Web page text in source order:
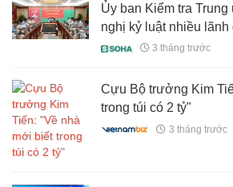
Ủy ban Kiểm tra
nghị kỷ luật nhiều lãnh
đạo 2 tỉnh3 tháng trước
Cựu Bộ trưởng Kim
trong túi có 2 tỷ"
3 tháng trước